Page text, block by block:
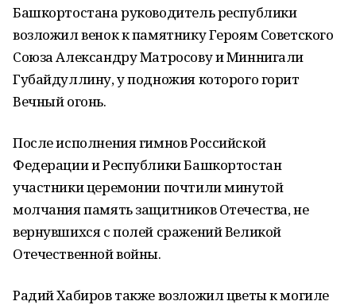
Башкортостана руководитель республики
возложил венок к памятнику Героям Советского
Союза Александру Матросову и Миннигали
Губайдуллину, у подножия которого горит
Вечный огонь.
После исполнения гимнов Российской
Федерации и Республики Башкортостан
участники церемонии почтили минутой
молчания память защитников Отечества, не
вернувшихся с полей сражений Великой
Отечественной войны.
Радий Хабиров также возложил цветы к могиле